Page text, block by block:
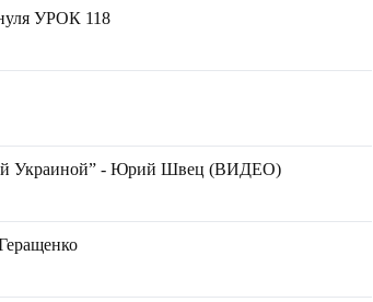
УРОК 118
Украиной” - Юрий Швец (ВИДЕО)